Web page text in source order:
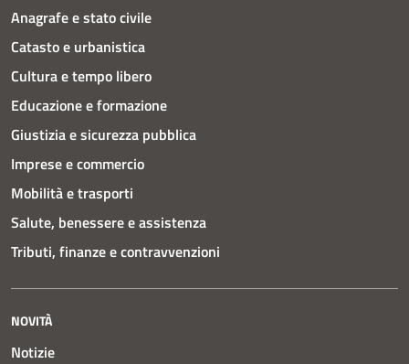
Anagrafe e stato civile
Catasto e urbanistica
Cultura e tempo libero
Educazione e formazione
Giustizia e sicurezza pubblica
Imprese e commercio
Mobilità e trasporti
Salute, benessere e assistenza
Tributi, finanze e contravvenzioni
NOVITÀ
Notizie